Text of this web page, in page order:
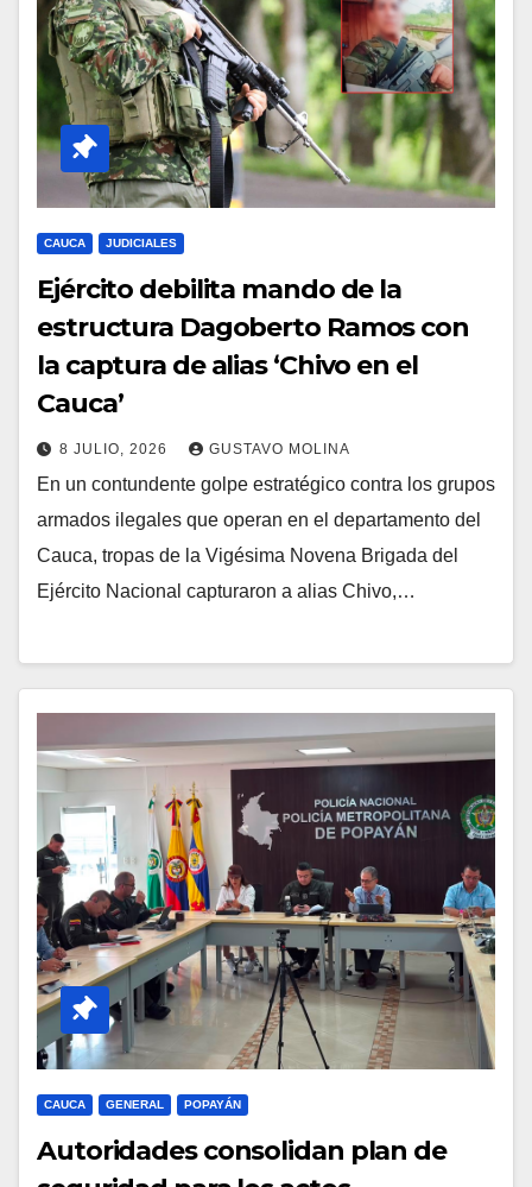
CAUCA JUDICIALES
Ejército debilita mando de la
estructura Dagoberto Ramos con
la captura de alias ‘Chivo en el
Cauca’
8 JULIO, 2026 GUSTAVO MOLINA
En un contundente golpe estratégico contra los grupos
armados ilegales que operan en el departamento del
Cauca, tropas de la Vigésima Novena Brigada del
Ejército Nacional capturaron a alias Chivo,…
CAUCA GENERAL POPAYÁN
Autoridades consolidan plan de